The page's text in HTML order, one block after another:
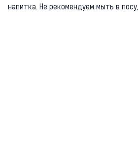
напитка. Не рекомендуем мыть в